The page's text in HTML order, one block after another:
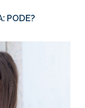
PODE?